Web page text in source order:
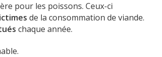
pour les poissons. Ceux-ci
de la consommation de viande.
chaque année.